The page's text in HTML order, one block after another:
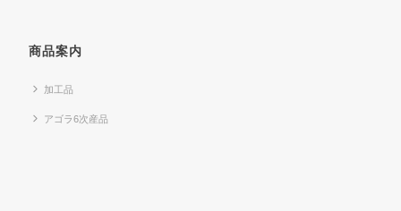
商品案内
加工品
アゴラ6次産品